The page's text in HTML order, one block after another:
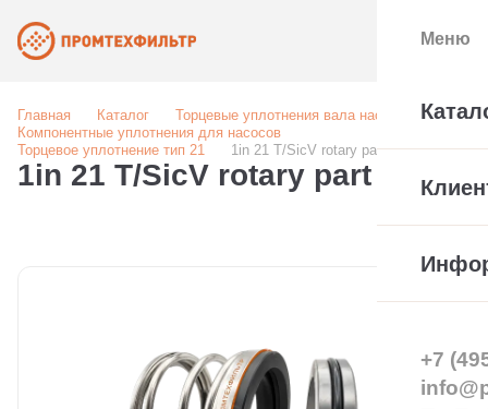
Главная Каталог
Торцевые уплотнения вала насоса
Компонентные уплотнения для насосов
Торцевое уплотнение тип 21
1in 21 T/SicV rotary part
1in 21 T/SicV rotary part
Меню
+7